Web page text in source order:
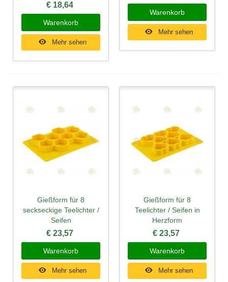
€ 18,64
Warenkorb
Mehr sehen
Warenkorb
Mehr sehen
Gießform für 8
seckseckige Teelichter /
Seifen
€ 23,57
Warenkorb
Mehr sehen
Gießform für 8
Teelichter / Seifen in
Herzform
€ 23,57
Warenkorb
Mehr sehen